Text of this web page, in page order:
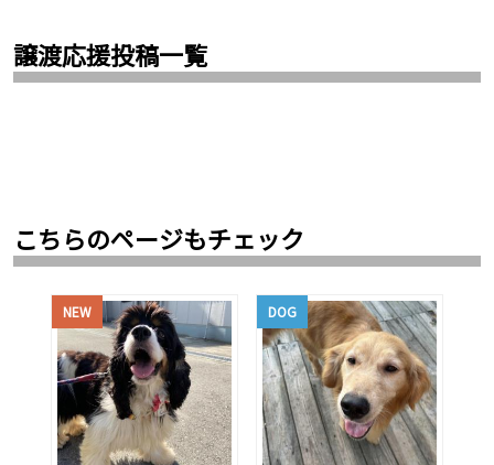
譲渡応援投稿一覧
こちらのページもチェック
NEW DOG